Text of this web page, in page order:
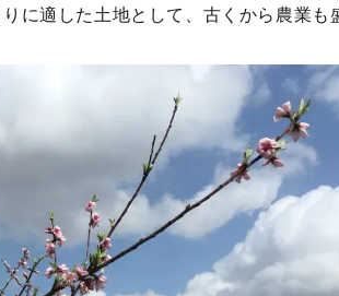
に適した土地として、古くから農業も